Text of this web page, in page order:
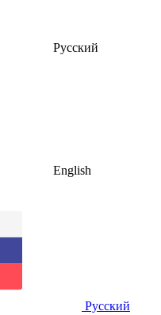
Русский
English
Русский